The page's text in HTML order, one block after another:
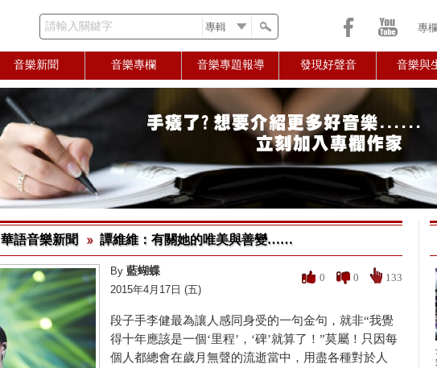
請輸入關鍵字 專
音樂新聞 音樂專欄 音樂專題報導 發現好聲音 音樂與
華語音樂新聞 譚維維：有關她的唯美與善變……
0 0 133
By 藍蝴蝶
2015年4月17日 (五)
段子手李健最為讓人感同身受的一句金句，就非“我覺
得十年應該是一個‘里程’，‘碑’就算了！”莫屬！只因每
個人都總會在歲月無聲的流逝當中，用盡各種對於人